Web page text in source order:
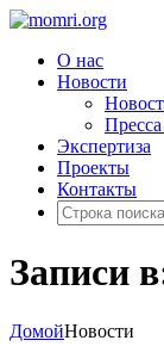
О нас
Новости
Экспертиза
Проекты
Контакты
Записи
ДомойНовости